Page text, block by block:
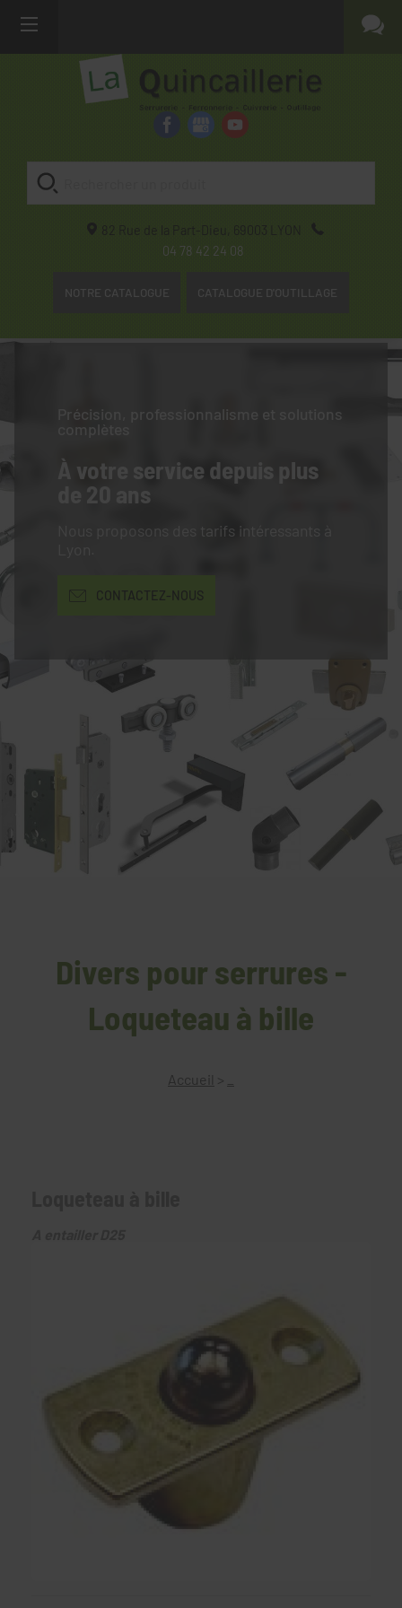
82 Rue de la Part-Dieu, 69003
LYON
04 78 42 24 08
NOTRE CATALOGUE CATALOGUE D'OUTILLAGE
Précision, professionnalisme et solutions
complètes
À votre service depuis plus
de 20 ans
Nous proposons des tarifs intéressants à
CONTACTEZ-NOUS
Divers pour serrures -
Loqueteau à bille
Accueil >